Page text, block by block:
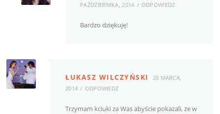
PAŹDZIERNIKA, 2014
ODPOWIEDZ
Bardzo dziękuję!
ŁUKASZ WILCZYŃSKI
20 MARCA,
2014
ODPOWIEDZ
Trzymam kciuki za Was abyście pokazali, ze w